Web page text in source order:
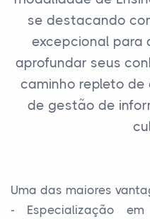
se destacando
excepcional para
aprofundar seus
caminho repleto
de gestão de
Uma das maiores
- Especialização